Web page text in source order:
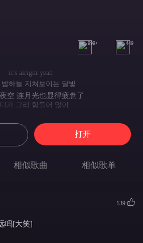
999+ 449
It's alright yeah
하늘 지쳐보이는 달빛
空 连月光也显得疲惫了
가 그리 힘들어 많이
저 널보는 내마음이 아프고
只是看着这样的你很心痛
그래 말좀해봐 간단해 baby
두가 잠든 이시간만이
要隐藏不愿说也可以
打开
相似歌曲 相似歌单
139
吗[大笑]